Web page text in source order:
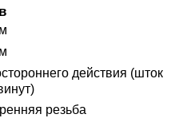
действия (шток
резьба